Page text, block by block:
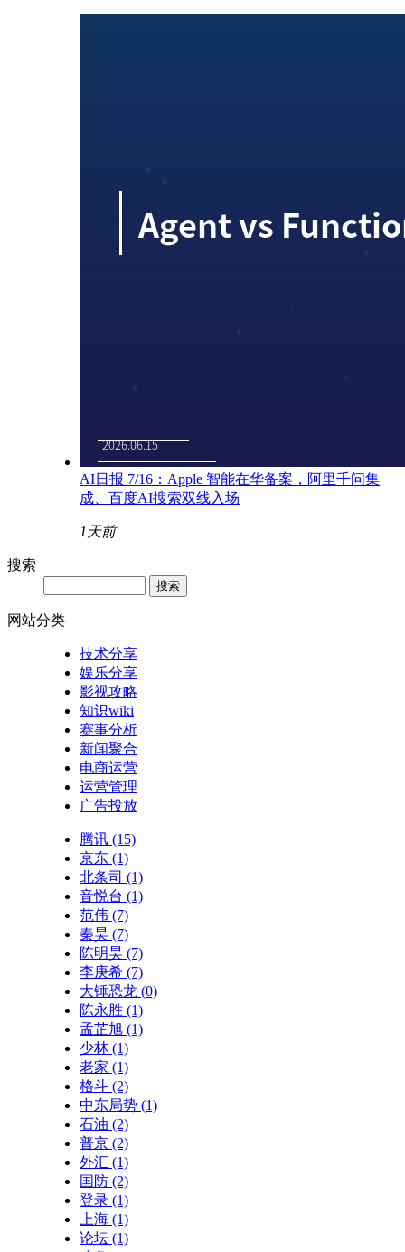
AI日报 7/16：Apple 智能在华备案，阿里千问集
成、百度AI搜索双线入场
1天前
搜索
网站分类
技术分享
娱乐分享
影视攻略
知识wiki
赛事分析
新闻聚合
电商运营
运营管理
广告投放
腾讯 (15)
京东 (1)
北条司 (1)
音悦台 (1)
范伟 (7)
秦昊 (7)
陈明昊 (7)
李庚希 (7)
大锤恐龙 (0)
陈永胜 (1)
孟芷旭 (1)
少林 (1)
老家 (1)
格斗 (2)
中东局势 (1)
石油 (2)
普京 (2)
外汇 (1)
国防 (2)
登录 (1)
上海 (1)
论坛 (1)